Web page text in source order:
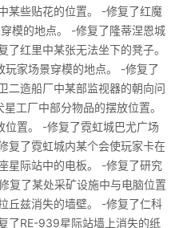
某些贴花的位置。 -修复了红魔
模的地点。 -修复了隆蒂涅恩城
红里中某张无法坐下的凳子。
家场景穿模的地点。 -修复了
二造船厂中某部监视器的朝向问
工厂中部分物品的摆放位置。
置。 -修复了霓虹城巴尤广场
复了霓虹城内某个会使玩家卡在
星际站中的电板。 -修复了研究
复了某处采矿设施中与电脑位置
丘兹消失的墙壁。 -修复了仁科
了RE-939星际站墙上消失的纸